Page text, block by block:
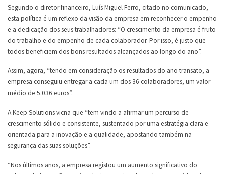
Segundo o diretor financeiro, Luís Miguel Ferro, citado no comunicado,
esta política é um reflexo da visão da empresa em reconhecer o empenho
e a dedicação dos seus trabalhadores: “O crescimento da empresa é fruto
do trabalho e do empenho de cada colaborador. Por isso, é justo que
todos beneficiem dos bons resultados alcançados ao longo do ano”.
Assim, agora, “tendo em consideração os resultados do ano transato, a
empresa conseguiu entregar a cada um dos 36 colaboradores, um valor
médio de 5.036 euros”.
A Keep Solutions vicna que “tem vindo a afirmar um percurso de
crescimento sólido e consistente, sustentado por uma estratégia clara e
orientada para a inovação e a qualidade, apostando também na
segurança das suas soluções”.
“Nos últimos anos, a empresa registou um aumento significativo do